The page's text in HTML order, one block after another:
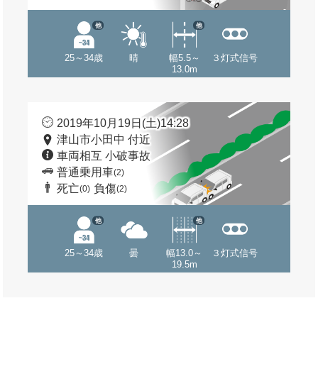
25～34歳
他
晴
幅5.5～
13.0m
他
３灯式信号
2019年10月19日(土)14:28
津山市小田中 付近
車両相互 小破事故
普通乗用車(2)
死亡(0) 負傷(2)
25～34歳
他
曇
幅13.0～
19.5m
他
３灯式信号